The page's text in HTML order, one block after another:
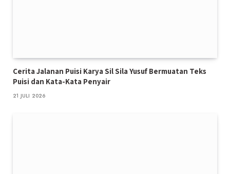
Cerita Jalanan Puisi Karya Sil Sila Yusuf Bermuatan Teks
Puisi dan Kata-Kata Penyair
21 JULI 2026